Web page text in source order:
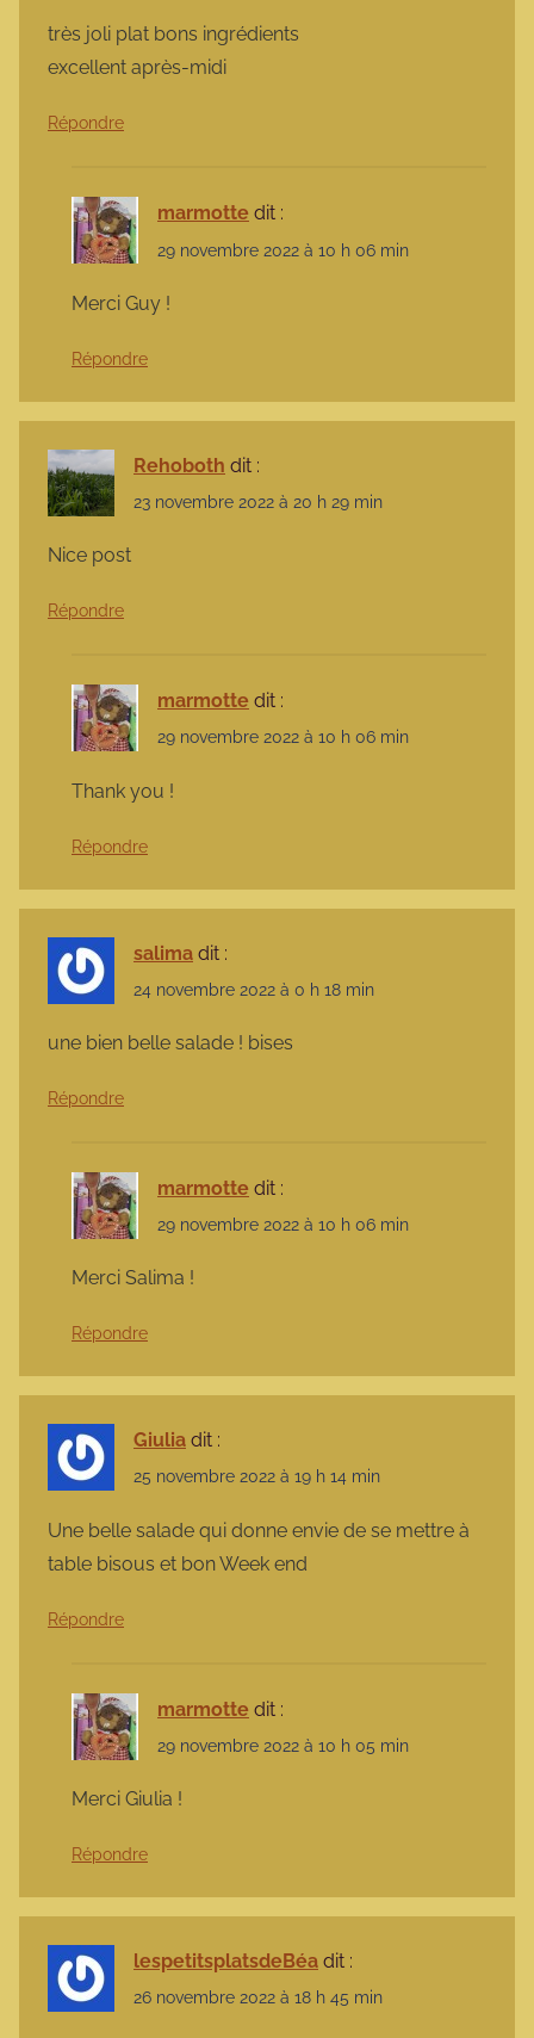
très joli plat bons ingrédients
excellent après-midi
Répondre
marmotte dit :
29 novembre 2022 à 10 h 06 min
Merci Guy !
Répondre
Rehoboth dit :
23 novembre 2022 à 20 h 29 min
Nice post
Répondre
marmotte dit :
29 novembre 2022 à 10 h 06 min
Thank you !
Répondre
salima dit :
24 novembre 2022 à 0 h 18 min
une bien belle salade ! bises
Répondre
marmotte dit :
29 novembre 2022 à 10 h 06 min
Merci Salima !
Répondre
Giulia dit :
25 novembre 2022 à 19 h 14 min
Une belle salade qui donne envie de se mettre à
table bisous et bon Week end
Répondre
marmotte dit :
29 novembre 2022 à 10 h 05 min
Merci Giulia !
Répondre
lespetitsplatsdeBéa dit :
26 novembre 2022 à 18 h 45 min